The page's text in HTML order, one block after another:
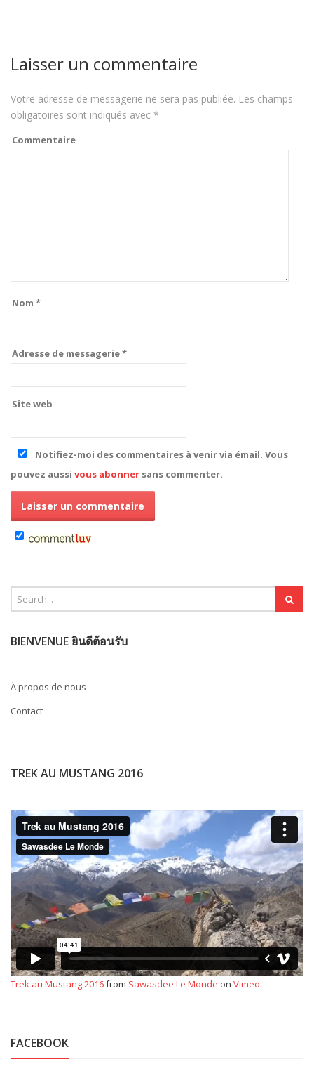
Laisser un commentaire
Votre adresse de messagerie ne sera pas publiée. Les champs
obligatoires sont indiqués avec *
Commentaire
Nom *
Adresse de messagerie*
Site web
Notifiez-moi des commentaires à venir via émail. Vous
pouvez aussi vous abonner sans commenter.
BIENVENUE ยินดีต้อนรับ
À propos de nous
Contact
TREK AU MUSTANG 2016
Trek au Mustang 2016from Sawasdee Le Monde on Vimeo.
FACEBOOK